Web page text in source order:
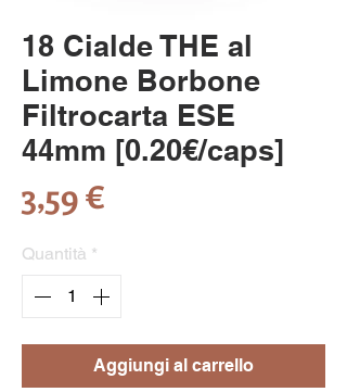
18 Cialde THE al
Limone Borbone
Filtrocarta ESE
44mm [0.20€/caps]
3,59 €
Quantità *
Aggiungi al carrello